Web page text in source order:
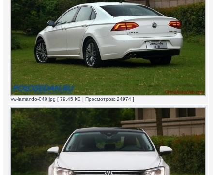
vw-lamando-040.jpg [ 79.45 КБ | Просмотров: 24974 ]